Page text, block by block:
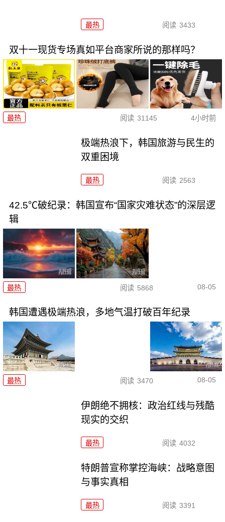
最热 阅读 3433
双十一现货专场真如平台商家所说的那样吗？
最热 阅读 31145 4小时前
极端热浪下，韩国旅游与民生的
双重困境
最热 阅读 2563
42.5℃破纪录：韩国宣布“国家灾难状态”的深层逻
辑
最热 阅读 5868 08-05
韩国遭遇极端热浪，多地气温打破百年纪录
最热 阅读 3470 08-05
伊朗绝不拥核：政治红线与残酷
现实的交织
最热 阅读 4032
特朗普宣称掌控海峡：战略意图
与事实真相
最热 阅读 3391